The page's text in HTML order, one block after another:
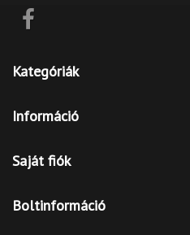
Kategóriák
Információ
Saját fiók
Boltinformáció